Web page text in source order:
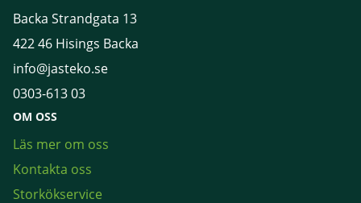
Backa Strandgata 13
422 46 Hisings Backa
info@jasteko.se
0303-613 03
OM OSS
Läs mer om oss
Kontakta oss
Storkökservice